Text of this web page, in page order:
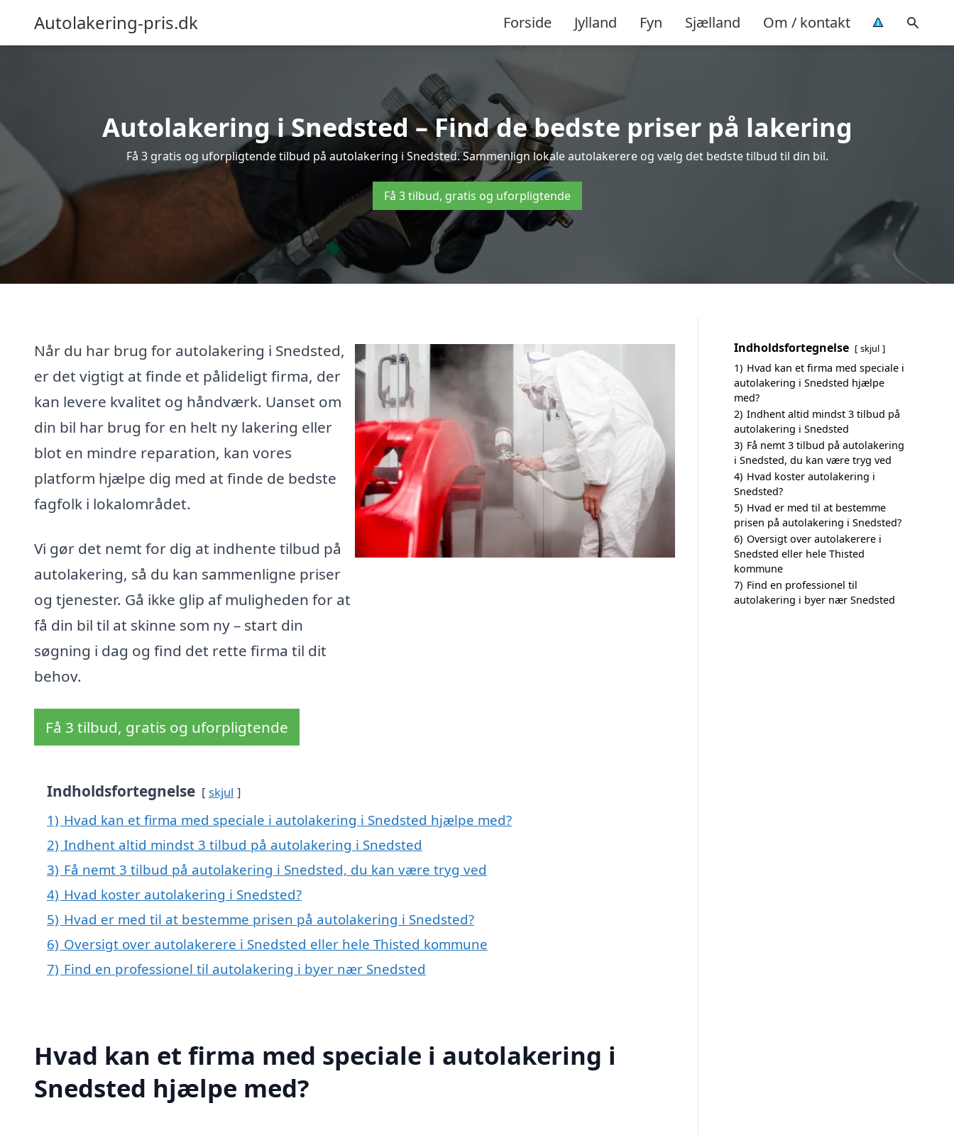
Autolakering-pris.dk Forside Jylland Fyn Sjælland Om / kontakt
Autolakering i Snedsted – Find de bedste priser på lakering
Få 3 gratis og uforpligtende tilbud på autolakering i Snedsted. Sammenlign lokale autolakerere og vælg det bedste tilbud til din bil.
Få 3 tilbud, gratis og uforpligtende
Når du har brug for autolakering i Snedsted,
er det vigtigt at finde et pålideligt firma, der
kan levere kvalitet og håndværk. Uanset om
din bil har brug for en helt ny lakering eller
blot en mindre reparation, kan vores
platform hjælpe dig med at finde de bedste
fagfolk i lokalområdet.
Vi gør det nemt for dig at indhente tilbud på
autolakering, så du kan sammenligne priser
og tjenester. Gå ikke glip af muligheden for at
få din bil til at skinne som ny – start din
søgning i dag og find det rette firma til dit
behov.
Få 3 tilbud, gratis og uforpligtende
Indholdsfortegnelse skjul
1) Hvad kan et firma med speciale i autolakering i Snedsted hjælpe med?
2) Indhent altid mindst 3 tilbud på autolakering i Snedsted
3) Få nemt 3 tilbud på autolakering i Snedsted, du kan være tryg ved
4) Hvad koster autolakering i Snedsted?
5) Hvad er med til at bestemme prisen på autolakering i Snedsted?
6) Oversigt over autolakerere i Snedsted eller hele Thisted kommune
7) Find en professionel til autolakering i byer nær Snedsted
Hvad kan et firma med speciale i autolakering i
Snedsted hjælpe med?
Indholdsfortegnelse skjul
1) Hvad kan et firma med speciale i
autolakering i Snedsted hjælpe
med?
2) Indhent altid mindst 3 tilbud på
autolakering i Snedsted
3) Få nemt 3 tilbud på autolakering
i Snedsted, du kan være tryg ved
4) Hvad koster autolakering i
Snedsted?
5) Hvad er med til at bestemme
prisen på autolakering i Snedsted?
6) Oversigt over autolakerere i
Snedsted eller hele Thisted
kommune
7) Find en professionel til
autolakering i byer nær Snedsted